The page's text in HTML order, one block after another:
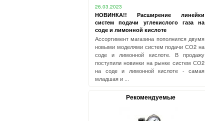
26.03.2023
НОВИНКА!! Расширение линейки
систем подачи углекислого газа на
соде и лимонной кислоте
Ассортимент магазина пополнился двумя
новыми моделями систем подачи СО2 на
соде и лимонной кислоте. В продажу
поступили новинки на рынке систем СО2
на соде и лимонной кислоте - самая
младшая и ...
Рекомендуемые